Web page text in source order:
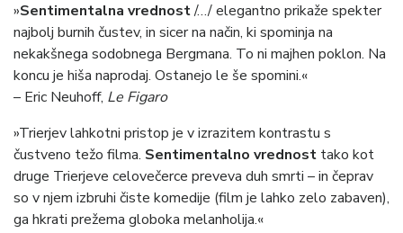
»Sentimentalna vrednost/…/ elegantno prikaže spekter
najbolj burnih čustev, in sicer na način, ki spominja na
nekakšnega sodobnega Bergmana. To ni majhen poklon. Na
koncu je hiša naprodaj. Ostanejo le še spomini.«
– Eric Neuhoff, Le Figaro
»Trierjev lahkotni pristop je v izrazitem kontrastu s
čustveno težo filma. Sentimentalno vrednost tako kot
druge Trierjeve celovečerce preveva duh smrti – in čeprav
so v njem izbruhi čiste komedije (film je lahko zelo zabaven),
ga hkrati prežema globoka melanholija.«